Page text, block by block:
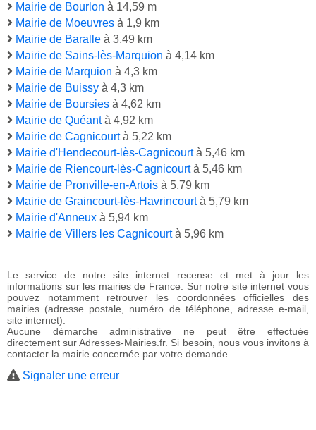
Mairie de Bourlon à 14,59 m
Mairie de Moeuvres à 1,9 km
Mairie de Baralle à 3,49 km
Mairie de Sains-lès-Marquion à 4,14 km
Mairie de Marquion à 4,3 km
Mairie de Buissy à 4,3 km
Mairie de Boursies à 4,62 km
Mairie de Quéantà 4,92 km
Mairie de Cagnicourtà 5,22 km
Mairie d'Hendecourt-lès-Cagnicourtà 5,46 km
Mairie de Riencourt-lès-Cagnicourtà 5,46 km
Mairie de Pronville-en-Artois à 5,79 km
Mairie de Graincourt-lès-Havrincourtà 5,79 km
Mairie d'Anneux à 5,94 km
Mairie de Villers les Cagnicourtà 5,96 km
Le service de notre site internet recense et met à jour les
informations sur les mairies de France. Sur notre site internet vous
pouvez notamment retrouver les coordonnées officielles des
mairies (adresse postale, numéro de téléphone, adresse e-mail,
site internet).
Aucune démarche administrative ne peut être effectuée
directement sur Adresses-Mairies.fr. Si besoin, nous vous invitons à
contacter la mairie concernée par votre demande.
Signaler une erreur